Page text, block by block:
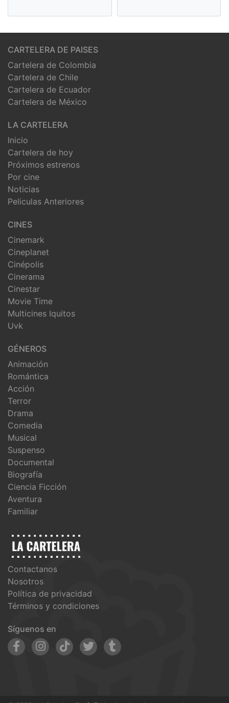
CARTELERA DE PAISES
Cartelera de Colombia
Cartelera de Chile
Cartelera de Ecuador
Cartelera de México
LA CARTELERA
Inicio
Cartelera de hoy
Próximos estrenos
Por cine
Noticias
Peliculas Anteriores
CINES
Cinemark
Cineplanet
Cinépolis
Cinerama
Cinestar
Movie Time
Multicines Iquitos
Uvk
GÉNEROS
Animación
Romántica
Acción
Terror
Drama
Comedia
Musical
Suspenso
Documental
Biografía
Ciencia Ficción
Aventura
Familiar
Contactanos
Nosotros
Política de privacidad
Términos y condiciones
Síguenos en